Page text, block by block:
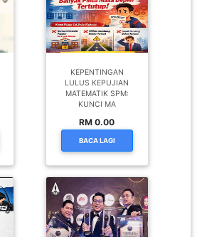
KEPENTINGAN
LULUS KEPUJIAN
MATEMATIK SPM:
KUNCI MA
RM 0.00
BACA LAGI